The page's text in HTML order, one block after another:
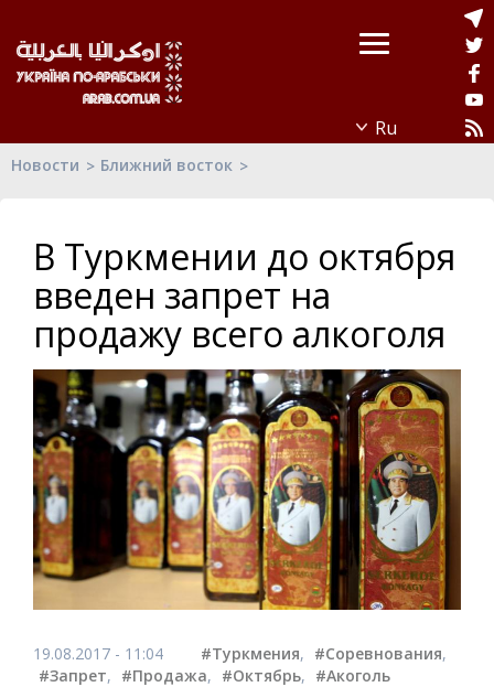
Новости Ближний восток
В Туркмении до октября
введен запрет на
продажу всего алкоголя
19.08.2017 - 11:04 #Туркмения, #Соревнования,
#Запрет, #Продажа, #Октябрь, #Акоголь